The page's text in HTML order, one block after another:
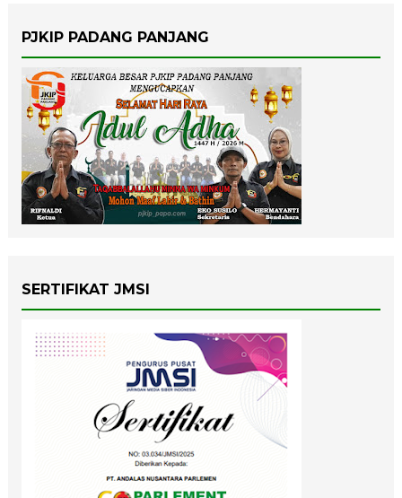
PJKIP PADANG PANJANG
SERTIFIKAT JMSI